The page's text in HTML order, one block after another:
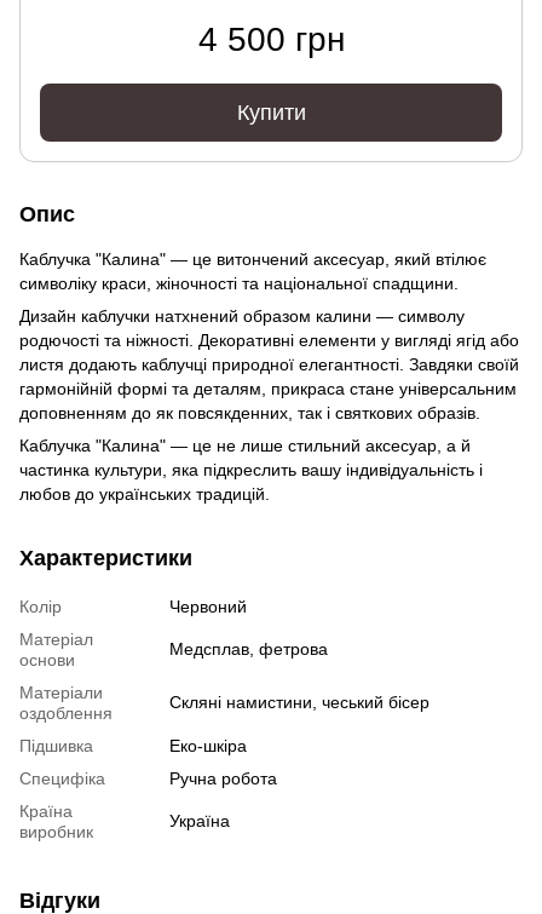
4 500 грн
Купити
Опис
Каблучка "Калина" — це витончений аксесуар, який втілює
символіку краси, жіночності та національної спадщини.
Дизайн каблучки натхнений образом калини — символу
родючості та ніжності. Декоративні елементи у вигляді ягід або
листя додають каблучці природної елегантності. Завдяки своїй
гармонійній формі та деталям, прикраса стане універсальним
доповненням до як повсякденних, так і святкових образів.
Каблучка "Калина" — це не лише стильний аксесуар, а й
частинка культури, яка підкреслить вашу індивідуальність і
любов до українських традицій.
Характеристики
Колір
Червоний
Матеріал
основи
Медсплав, фетрова
Матеріали
оздоблення
Скляні намистини, чеський бісер
Підшивка
Еко-шкіра
Специфіка
Ручна робота
Країна
виробник
Україна
Відгуки